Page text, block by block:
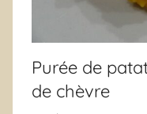
Purée de
de chèvre